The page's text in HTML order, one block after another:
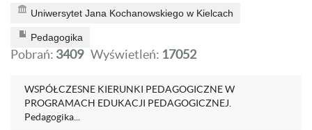
Uniwersytet Jana Kochanowskiego w Kielcach
Pedagogika
Pobrań: 3409 Wyświetleń: 17052
WSPÓŁCZESNE KIERUNKI PEDAGOGICZNE W
PROGRAMACH EDUKACJI PEDAGOGICZNEJ.
Pedagogika...